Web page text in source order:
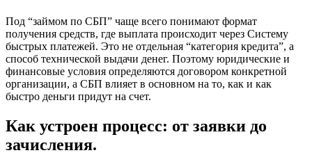
Под “займом по СБП” чаще всего понимают формат
получения средств, где выплата происходит через Систему
быстрых платежей. Это не отдельная “категория кредита”, а
способ технической выдачи денег. Поэтому юридические и
финансовые условия определяются договором конкретной
организации, а СБП влияет в основном на то, как и как
быстро деньги придут на счет.
Как устроен процесс: от заявки до
зачисления.